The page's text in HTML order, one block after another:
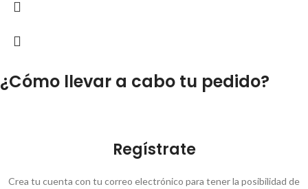
¿Cómo llevar a cabo tu pedido?
Regístrate
Crea tu cuenta con tu correo electrónico para tener la posibilidad de